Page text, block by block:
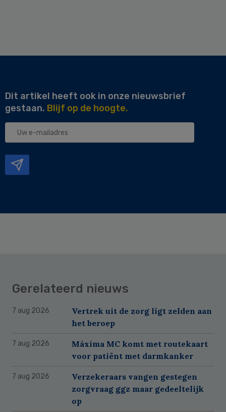
Dit artikel heeft ook in onze nieuwsbrief
gestaan. Blijf op de hoogte.
Uw
Gerelateerd nieuws
7 aug 2026
Vertrek uit de zorg ligt zelden aan
het beroep
7 aug 2026
Máxima MC komt met routekaart
voor patiënt met darmkanker
7 aug 2026
Verzekeraars vangen gestegen
zorgvraag ggz maar gedeeltelijk
op